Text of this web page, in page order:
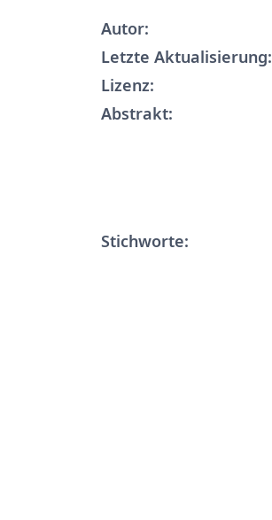
Autor:
Letzte Aktualisierung:
Lizenz:
Abstrakt:
Stichworte: